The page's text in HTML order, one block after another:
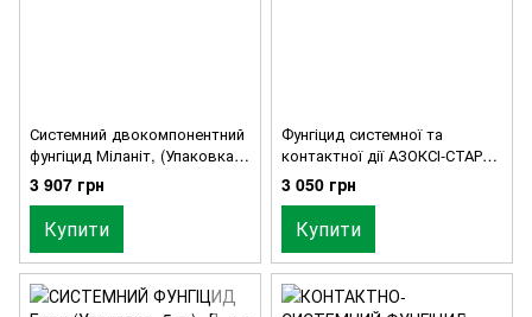
Системний двокомпонентний
фунгіцид Міланіт, (Упаковка
-5 л )
3 907 грн
Купити
Фунгіцид системної та
контактної дії АЗОКСІ-СТАР
(Упаковка -5 л )
3 050 грн
Купити